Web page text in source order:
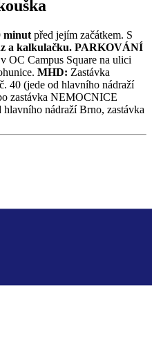
minut před jejím začátkem. S
a kalkulačku. PARKOVÁNÍ
OC Campus Square na ulici
MHD: Zastávka
(jede od hlavního nádraží
zastávka NEMOCNICE
nádraží Brno, zastávka